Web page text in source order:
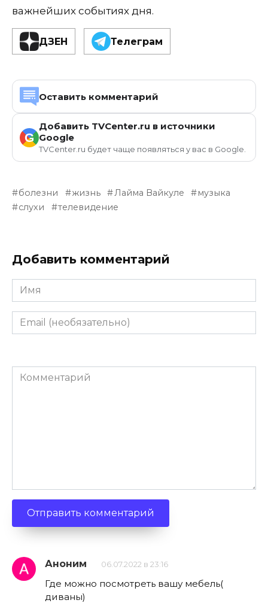
важнейших событиях дня.
ДЗЕН Телеграм
Оставить комментарий
G
Добавить TVCenter.ru в источники
Google
TVCenter.ru будет чаще появляться у вас в Google.
болезни жизнь Лайма Вайкуле
музыка
слухи
телевидение
Добавить комментарий
Имя
Email
(необязательно)
Комментарий
Аноним 06.07.2022 в 23:16
Где можно посмотреть вашу мебель(
диваны)